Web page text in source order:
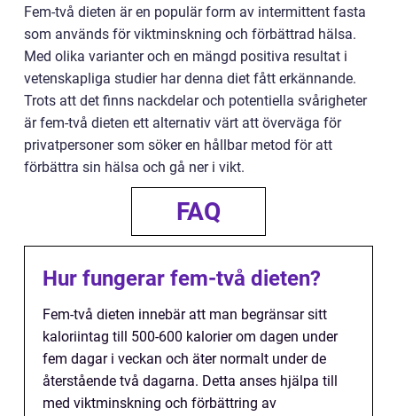
Fem-två dieten är en populär form av intermittent fasta
som används för viktminskning och förbättrad hälsa.
Med olika varianter och en mängd positiva resultat i
vetenskapliga studier har denna diet fått erkännande.
Trots att det finns nackdelar och potentiella svårigheter
är fem-två dieten ett alternativ värt att överväga för
privatpersoner som söker en hållbar metod för att
förbättra sin hälsa och gå ner i vikt.
FAQ
Hur fungerar fem-två dieten?
Fem-två dieten innebär att man begränsar sitt
kaloriintag till 500-600 kalorier om dagen under
fem dagar i veckan och äter normalt under de
återstående två dagarna. Detta anses hjälpa till
med viktminskning och förbättring av